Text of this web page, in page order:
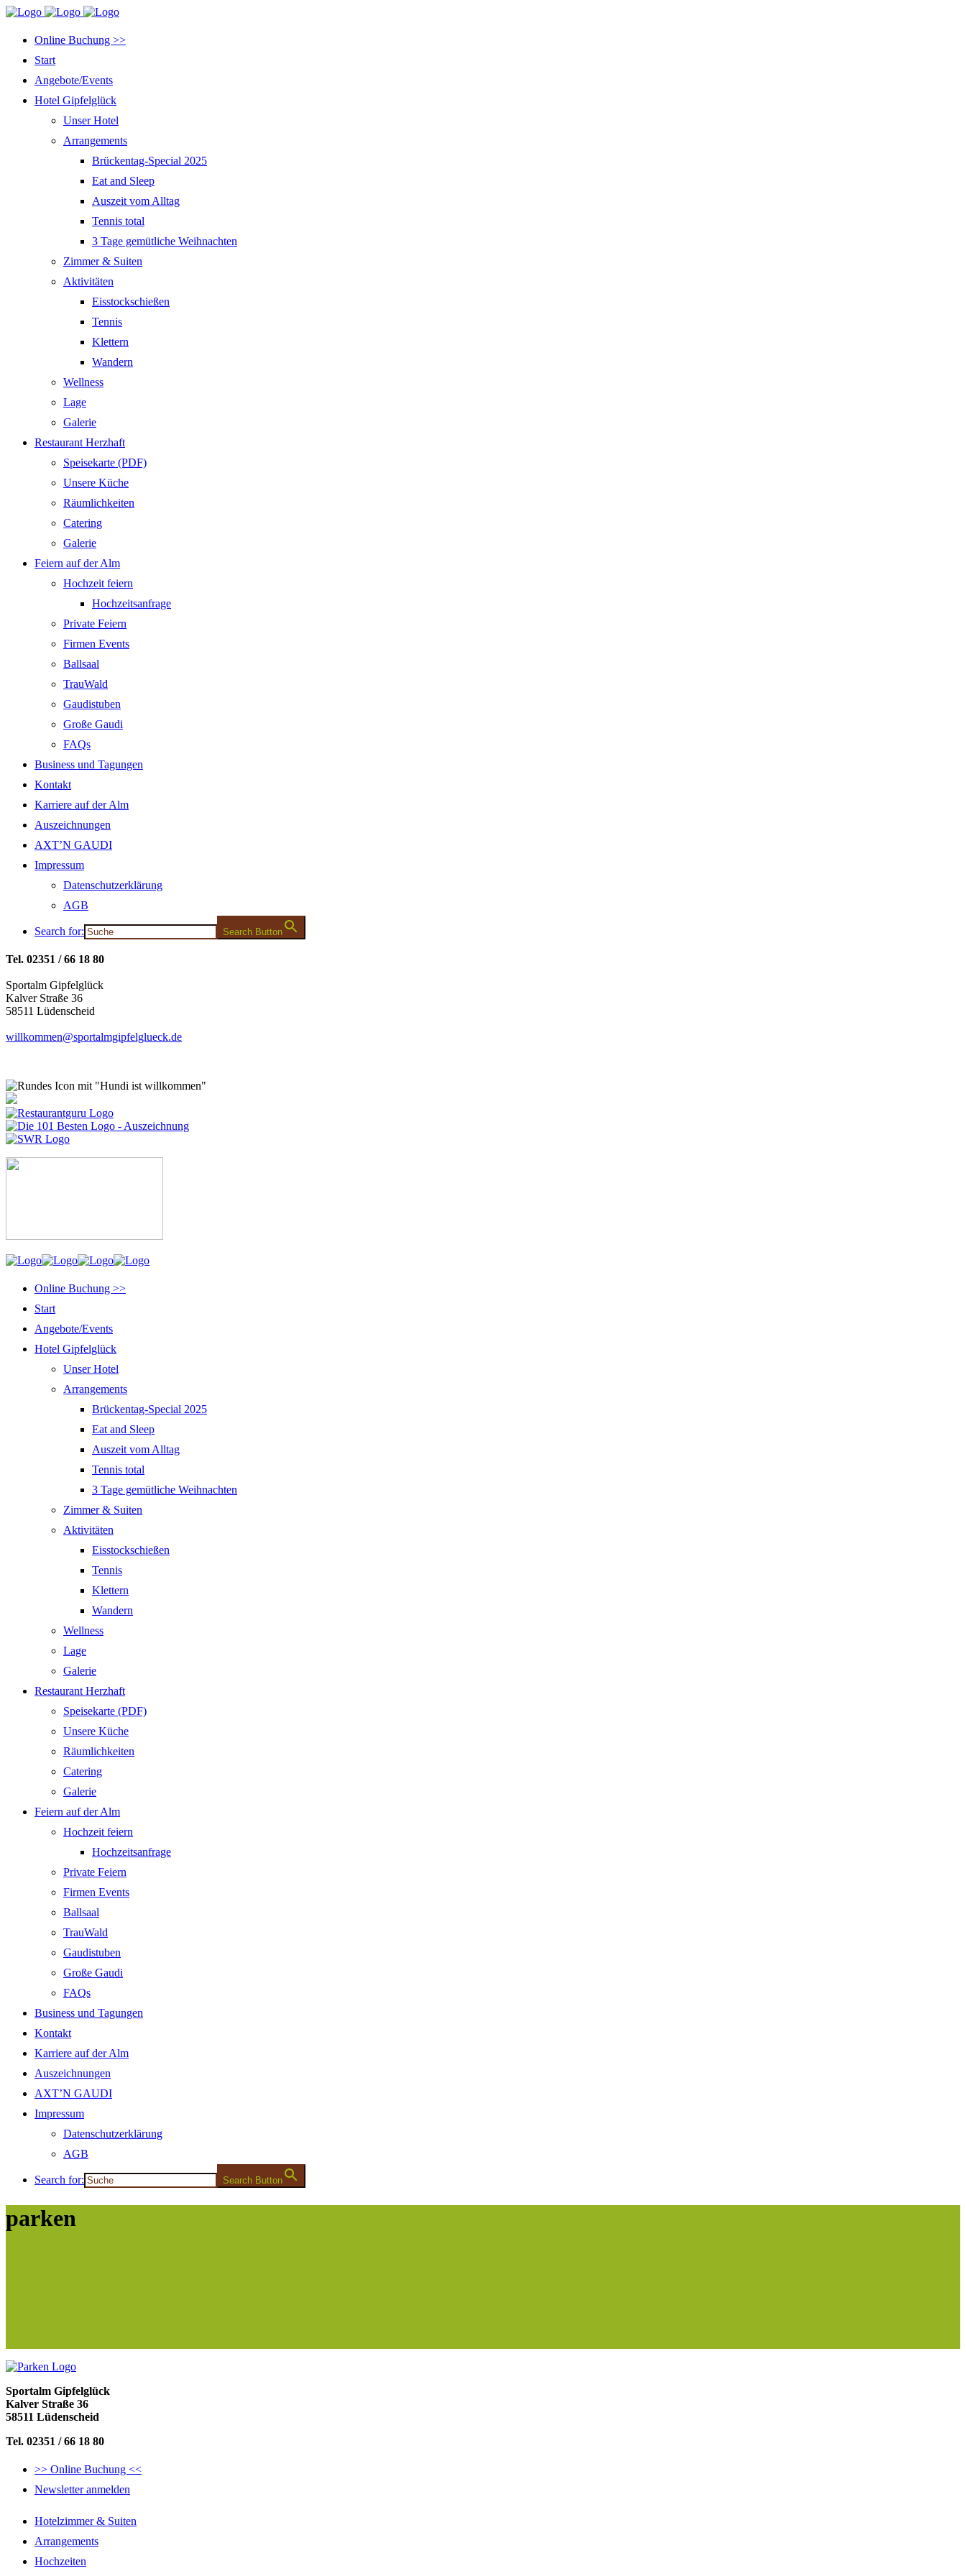
Online Buchung >>
Start
Angebote/Events
Hotel Gipfelglück
Unser Hotel
Arrangements
Brückentag-Special 2025
Eat and Sleep
Auszeit vom Alltag
Tennis total
3 Tage gemütliche Weihnachten
Zimmer & Suiten
Aktivitäten
Eisstockschießen
Tennis
Klettern
Wandern
Wellness
Lage
Galerie
Restaurant Herzhaft
Speisekarte (PDF)
Unsere Küche
Räumlichkeiten
Catering
Galerie
Feiern auf der Alm
Hochzeit feiern
Hochzeitsanfrage
Private Feiern
Firmen Events
Ballsaal
TrauWald
Gaudistuben
Große Gaudi
FAQs
Business und Tagungen
Kontakt
Karriere auf der Alm
Auszeichnungen
AXT’N GAUDI
Impressum
Datenschutzerklärung
AGB
Search for: Search Button
Tel. 02351 / 66 18 80
Sportalm Gipfelglück
Kalver Straße 36
58511 Lüdenscheid
willkommen@sportalmgipfelglueck.de
Online Buchung >>
Start
Angebote/Events
Hotel Gipfelglück
Unser Hotel
Arrangements
Brückentag-Special 2025
Eat and Sleep
Auszeit vom Alltag
Tennis total
3 Tage gemütliche Weihnachten
Zimmer & Suiten
Aktivitäten
Eisstockschießen
Tennis
Klettern
Wandern
Wellness
Lage
Galerie
Restaurant Herzhaft
Speisekarte (PDF)
Unsere Küche
Räumlichkeiten
Catering
Galerie
Feiern auf der Alm
Hochzeit feiern
Hochzeitsanfrage
Private Feiern
Firmen Events
Ballsaal
TrauWald
Gaudistuben
Große Gaudi
FAQs
Business und Tagungen
Kontakt
Karriere auf der Alm
Auszeichnungen
AXT’N GAUDI
Impressum
Datenschutzerklärung
AGB
Search for: Search Button
parken
Sportalm Gipfelglück
Kalver Straße 36
58511 Lüdenscheid
Tel. 02351 / 66 18 80
>> Online Buchung <<
Newsletter anmelden
Hotelzimmer & Suiten
Arrangements
Hochzeiten